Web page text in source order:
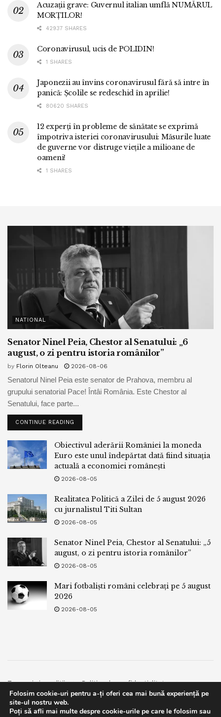
Acuzații grave: Guvernul italian umflă NUMĂRUL
MORȚILOR!
42937 SHARES
Coronavirusul, ucis de POLIDIN!
1 SHARES
Japonezii au învins coronavirusul fără să intre în
panică: Școlile se redeschid în aprilie!
80620 SHARES
12 experți în probleme de sănătate se exprimă
împotriva isteriei coronavirusului: Măsurile luate
de guverne vor distruge viețile a milioane de
oameni!
1 SHARES
NATIONAL
Senator Ninel Peia, Chestor al Senatului: „6
august, o zi pentru istoria românilor”
by Florin Olteanu 2026-08-06
Senatorul Ninel Peia este senator de Prahova, membru al
grupului senatorial Pace! Întâi România. Este Chestor al
Senatului, face parte...
CONTINUE READING
Obiectivul aderării României la moneda
Euro este unul îndepărtat dată fiind situația
actuală a economiei românești
2026-08-05
Realitatea Politică a Zilei de 5 august 2026
cu jurnalistul Titi Sultan
2026-08-05
Senator Ninel Peia, Chestor al Senatului: „5
august, o zi pentru istoria românilor”
2026-08-05
Mari fotbaliști români celebrați pe 5 august
2026
2026-08-05
Termeni si conditii
Politica de confidentialitate
Facebook
Contact
© 2019bpnews- Business & Politics Newsbpnews.
Folosim cookie-uri pentru a-ți oferi cea mai bună experiență pe
site-ul nostru web.
Poți să afli mai multe despre cookie-urile pe care le folosim sau